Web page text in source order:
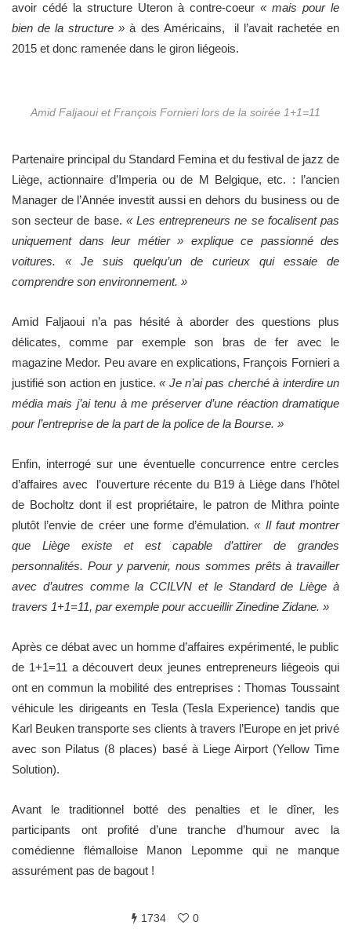
avoir cédé la structure Uteron à contre-coeur « mais pour le
bien de la structure » à des Américains, il l’avait rachetée en
2015 et donc ramenée dans le giron liégeois.
Amid Faljaoui et François Fornieri lors de la soirée 1+1=11
Partenaire principal du Standard Femina et du festival de jazz de
Liège, actionnaire d’Imperia ou de M Belgique, etc. : l’ancien
Manager de l’Année investit aussi en dehors du business ou de
son secteur de base. « Les entrepreneurs ne se focalisent pas
uniquement dans leur métier » explique ce passionné des
voitures. « Je suis quelqu’un de curieux qui essaie de
comprendre son environnement. »
Amid Faljaoui n’a pas hésité à aborder des questions plus
délicates, comme par exemple son bras de fer avec le
magazine Medor. Peu avare en explications, François Fornieri a
justifié son action en justice.« Je n’ai pas cherché à interdire un
média mais j’ai tenu à me préserver d’une réaction dramatique
pour l’entreprise de la part de la police de la Bourse. »
Enfin, interrogé sur une éventuelle concurrence entre cercles
d’affaires avec l’ouverture récente du B19 à Liège dans l’hôtel
de Bocholtz dont il est propriétaire, le patron de Mithra pointe
plutôt l’envie de créer une forme d’émulation.« Il faut montrer
que Liège existe et est capable d’attirer de grandes
personnalités. Pour y parvenir, nous sommes prêts à travailler
avec d’autres comme la CCILVN et le Standard de Liège à
travers 1+1=11, par exemple pour accueillir Zinedine Zidane. »
Après ce débat avec un homme d’affaires expérimenté, le public
de 1+1=11 a découvert deux jeunes entrepreneurs liégeois qui
ont en commun la mobilité des entreprises : Thomas Toussaint
véhicule les dirigeants en Tesla (Tesla Experience) tandis que
Karl Beuken transporte ses clients à travers l’Europe en jet privé
avec son Pilatus (8 places) basé à Liege Airport (Yellow Time
Solution).
Avant le traditionnel botté des penalties et le dîner, les
participants ont profité d’une tranche d’humour avec la
comédienne flémalloise Manon Lepomme qui ne manque
assurément pas de bagout !
1734 0